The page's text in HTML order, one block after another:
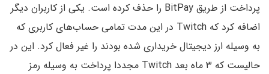
پرداخت از طریق BitPay را حذف کرده است. یکی از کاربران دیگر
اضافه کرد که Twitch در این مدت تمامی حساب‌های کاربری که
به وسیله ارز دیجیتال خریداری شده بودند را غیر فعال کرد. این در
حالیست که ۳ ماه بعد Twitch مجددا پرداخت به وسیله رمز